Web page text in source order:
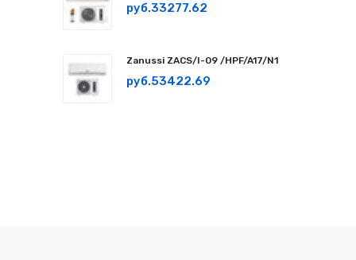
руб.33277.62
Zanussi ZACS/I-09 /HPF/A17/N1
руб.53422.69